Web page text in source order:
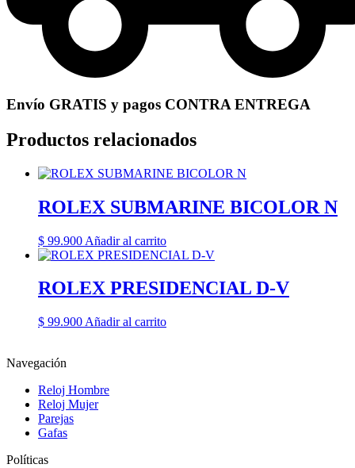
Envío GRATIS y pagos CONTRA ENTREGA
Productos relacionados
ROLEX SUBMARINE BICOLOR N
$ 99.900 Añadir al carrito
ROLEX PRESIDENCIAL D-V
$ 99.900 Añadir al carrito
Navegación
Reloj Hombre
Reloj Mujer
Parejas
Gafas
Políticas